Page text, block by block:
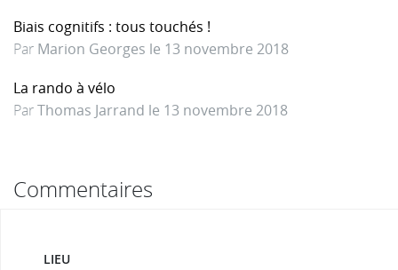
Biais cognitifs : tous touchés !
Par Marion Georges le 13 novembre 2018
La rando à vélo
ParThomas Jarrand le 13 novembre 2018
Commentaires
LIEU